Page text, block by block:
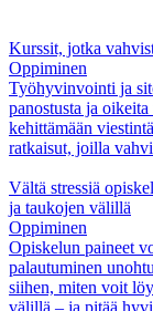
Kurssit, jotka
Oppiminen
Työhyvinvointi ja
panostusta ja
kehittämään
ratkaisut, joilla
Vältä stressiä
ja taukojen välillä
Oppiminen
Opiskelun paineet
palautuminen
siihen, miten voit